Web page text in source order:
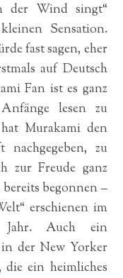
der Wind singt“
Sensation.
fast sagen, eher
auf Deutsch
Fan ist es ganz
lesen zu
Murakami den
nachgegeben, zu
zur Freude ganz
begonnen –
erschienen im
Jahr. Auch ein
in der New Yorker
ein heimliches